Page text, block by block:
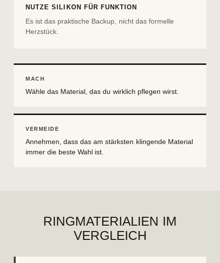
NUTZE SILIKON FÜR FUNKTION
Es ist das praktische Backup, nicht das formelle
Herzstück.
MACH
Wähle das Material, das du wirklich pflegen wirst.
VERMEIDE
Annehmen, dass das am stärksten klingende Material
immer die beste Wahl ist.
RINGMATERIALIEN IM
VERGLEICH